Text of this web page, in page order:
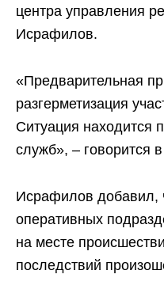
центра управления
Исрафилов.
«Предварительная
разгерметизация
Ситуация находится
служб», – говорится
Исрафилов добавил,
оперативных
на месте
последствий